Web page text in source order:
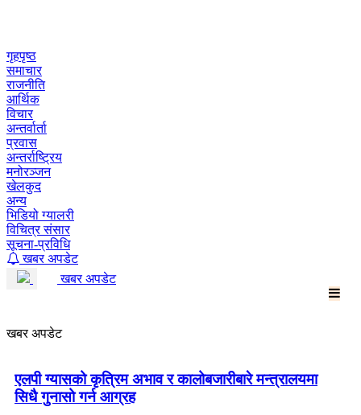
गृहपृष्ठ
समाचार
राजनीति
आर्थिक
विचार
अन्तर्वार्ता
प्रवास
अन्तर्राष्ट्रिय
मनोरञ्जन
खेलकुद
अन्य
भिडियो ग्यालरी
विचित्र संसार
सूचना-प्रविधि
खबर अपडेट
खबर अपडेट
खबर अपडेट
एलपी ग्यासको कृत्रिम अभाव र कालोबजारीबारे मन्त्रालयमा
सिधै गुनासो गर्न आग्रह